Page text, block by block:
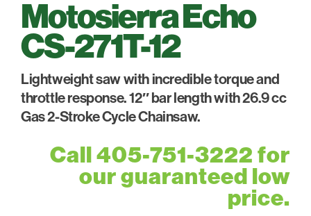
Motosierra Echo
CS-271T-12
Lightweight saw with incredible torque and
throttle response. 12″ bar length with 26.9 cc
Gas 2-Stroke Cycle Chainsaw.
Call 405-751-3222 for
our guaranteed low
price.